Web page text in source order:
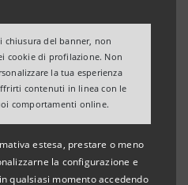
chiusura del banner, non
cookie di profilazione. Non
la tua esperienza
contenuti in linea con le
comportamenti online.
estesa, prestare o meno
la configurazione e
qualsiasi momento accedendo
Your Future” per
trasformativi